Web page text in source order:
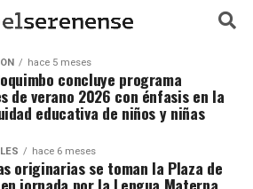
hace 5 meses
concluye programa
de verano 2026 con énfasis en la
educativa de niños y niñas
hace 6 meses
originarias se toman la Plaza de